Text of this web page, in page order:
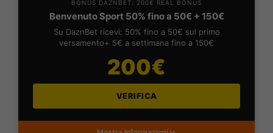
BONUS DAZNBET: 200€ REAL BONUS
Benvenuto Sport 50% fino a 50€ + 150€
Su DaznBet ricevi: 50% fino a 50€ sul primo
versamento+ 5€ a settimana fino a 150€
200€
VERIFICA